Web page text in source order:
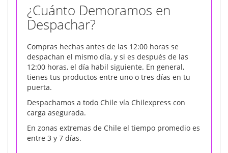
¿Cuánto Demoramos en
Despachar?
Compras hechas antes de las 12:00 horas se
despachan el mismo día, y si es después de las
12:00 horas, el día habil siguiente. En general,
tienes tus productos entre uno o tres días en tu
puerta.
Despachamos a todo Chile vía Chilexpress con
carga asegurada.
En zonas extremas de Chile el tiempo promedio es
entre 3 y 7 días.